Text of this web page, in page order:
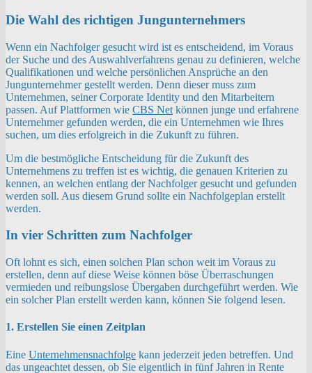
Die Wahl des richtigen Jungunternehmers
Wenn ein Nachfolger gesucht wird ist es entscheidend, im Voraus
der Suche und des Auswahlverfahrens genau zu definieren, welche
Qualifikationen und welche persönlichen Ansprüche an den
Jungunternehmer gestellt werden. Denn dieser muss zum
Unternehmen, seiner Corporate Identity und den Mitarbeitern
passen. Auf Plattformen wie CBS Net können junge und erfahrene
Unternehmer gefunden werden, die ein Unternehmen wie Ihres
suchen, um dies erfolgreich in die Zukunft zu führen.
Um die bestmögliche Entscheidung für die Zukunft des
Unternehmens zu treffen ist es wichtig, die genauen Kriterien zu
kennen, an welchen entlang der Nachfolger gesucht und gefunden
werden soll. Aus diesem Grund sollte ein Nachfolgeplan erstellt
werden.
In vier Schritten zum Nachfolger
Oft lohnt es sich, einen solchen Plan schon weit im Voraus zu
erstellen, denn auf diese Weise können böse Überraschungen
vermieden und reibungslose Übergaben durchgeführt werden. Wie
ein solcher Plan erstellt werden kann, können Sie folgend lesen.
1. Erstellen Sie einen Zeitplan
Eine Unternehmensnachfolge kann jederzeit jeden betreffen. Und
das ungeachtet dessen, ob Sie eigentlich in fünf Jahren in Rente